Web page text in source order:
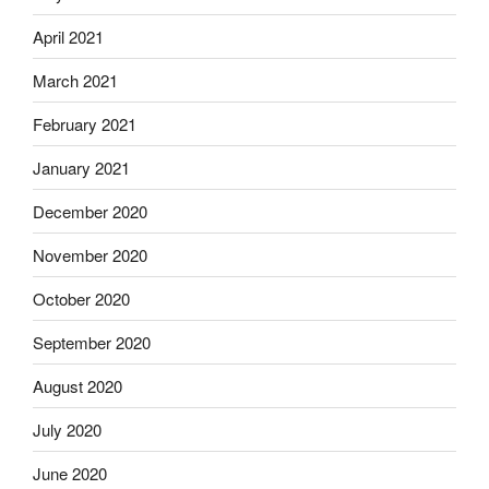
April 2021
March 2021
February 2021
January 2021
December 2020
November 2020
October 2020
September 2020
August 2020
July 2020
June 2020